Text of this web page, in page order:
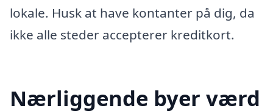
lokale. Husk at have kontanter på dig, da
ikke alle steder accepterer kreditkort.
Nærliggende byer værd